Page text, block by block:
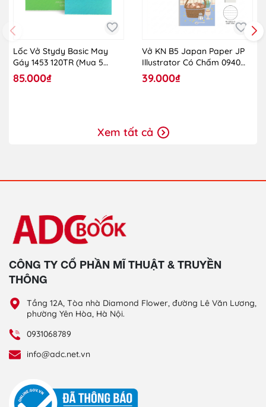
Lốc Vở Stydy Basic May
Gáy 1453 120TR (Mua 5
Tặng 1)
85.000₫
Vở KN B5 Japan Paper JP
Illustrator Có Chấm 0940
Giấy Nhật DL70 200TR
39.000₫
Xem tất cả
CÔNG TY CỔ PHẦN MĨ THUẬT & TRUYỀN
THÔNG
Tầng 12A, Tòa nhà Diamond Flower, đường Lê Văn Lương,
phường Yên Hòa, Hà Nội.
0931068789
info@adc.net.vn